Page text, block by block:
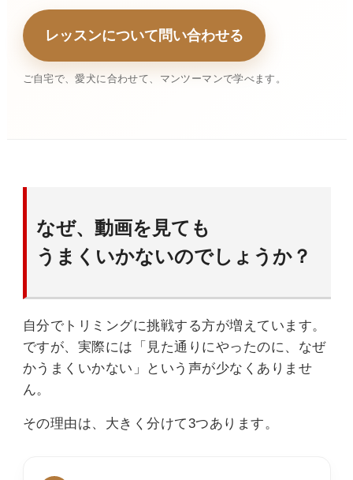
レッスンについて問い合わせる
ご自宅で、愛犬に合わせて、マンツーマンで学べます。
なぜ、動画を見ても
うまくいかないのでしょうか？
自分でトリミングに挑戦する方が増えています。
ですが、実際には「見た通りにやったのに、なぜ
かうまくいかない」という声が少なくありませ
ん。
その理由は、大きく分けて3つあります。